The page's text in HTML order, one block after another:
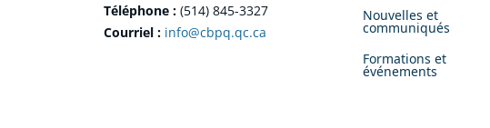
Téléphone : (514) 845-3327
Courriel : info@cbpq.qc.ca
Nouvelles et
communiqués
Formations et
événements